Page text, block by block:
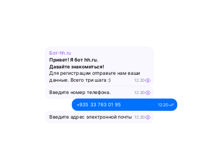
Бот-hh.ru
Привет! Я бот hh.ru.
Давайте знакомиться!
Для регистрации отправьте нам ваши
данные. Всего три шага :)
12:20
Введите номер телефона. 12:20
+935 33 763 01 95 12:20
Введите адрес электронной почты 12:20